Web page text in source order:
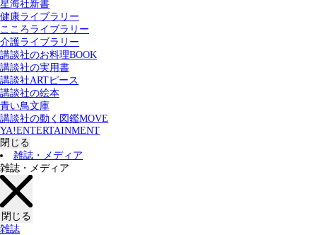
星海社新書
健康ライブラリー
こころライブラリー
介護ライブラリー
講談社のお料理BOOK
講談社の実用書
講談社ARTピース
講談社の絵本
青い鳥文庫
講談社の動く図鑑MOVE
YA!ENTERTAINMENT
閉じる
雑誌・メディア
雑誌・メディア
閉じる
雑誌